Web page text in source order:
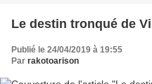
Le destin tronqué de
Publié le 24/04/2019 à 19:55
Par rakotoarison